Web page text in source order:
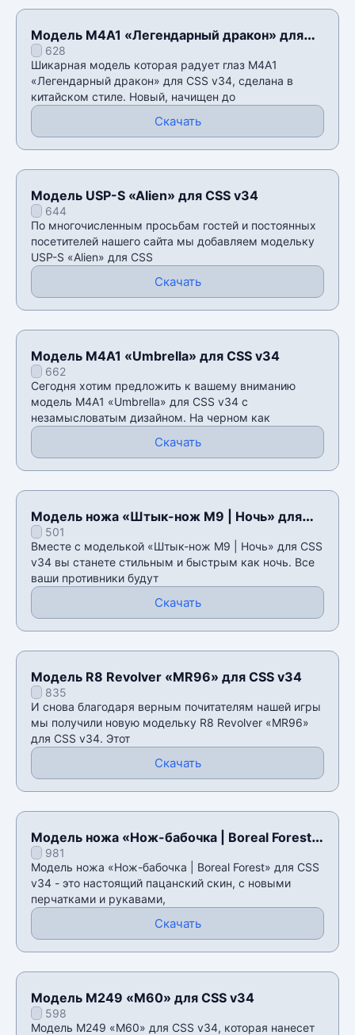
Модель M4A1 «Легендарный дракон» для
CSS v34
628
Шикарная модель которая радует глаз M4A1
«Легендарный дракон» для CSS v34, сделана в
китайском стиле. Новый, начищен до
Скачать
Модель USP-S «Alien» для CSS v34
644
По многочисленным просьбам гостей и постоянных
посетителей нашего сайта мы добавляем модельку
USP-S «Alien» для CSS
Скачать
Модель M4A1 «Umbrella» для CSS v34
662
Сегодня хотим предложить к вашему вниманию
модель M4A1 «Umbrella» для CSS v34 с
незамысловатым дизайном. На черном как
Скачать
Модель ножа «Штык-нож M9 | Ночь» для
CSS v34
501
Вместе с моделькой «Штык-нож M9 | Ночь» для CSS
v34 вы станете стильным и быстрым как ночь. Все
ваши противники будут
Скачать
Модель R8 Revolver «MR96» для CSS v34
835
И снова благодаря верным почитателям нашей игры
мы получили новую модельку R8 Revolver «MR96»
для CSS v34. Этот
Скачать
Модель ножа «Нож-бабочка | Boreal Forest»
для CSS v34
981
Модель ножа «Нож-бабочка | Boreal Forest» для CSS
v34 - это настоящий пацанский скин, с новыми
перчатками и рукавами,
Скачать
Модель M249 «M60» для CSS v34
598
Модель M249 «M60» для CSS v34, которая нанесет